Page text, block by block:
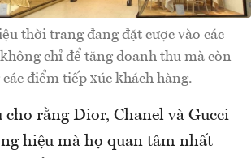
thời trang đang đặt cược vào các
chỉ để tăng doanh thu mà còn
điểm tiếp xúc khách hàng.
cho rằng Dior, Chanel và Gucci
hiệu mà họ quan tâm nhất